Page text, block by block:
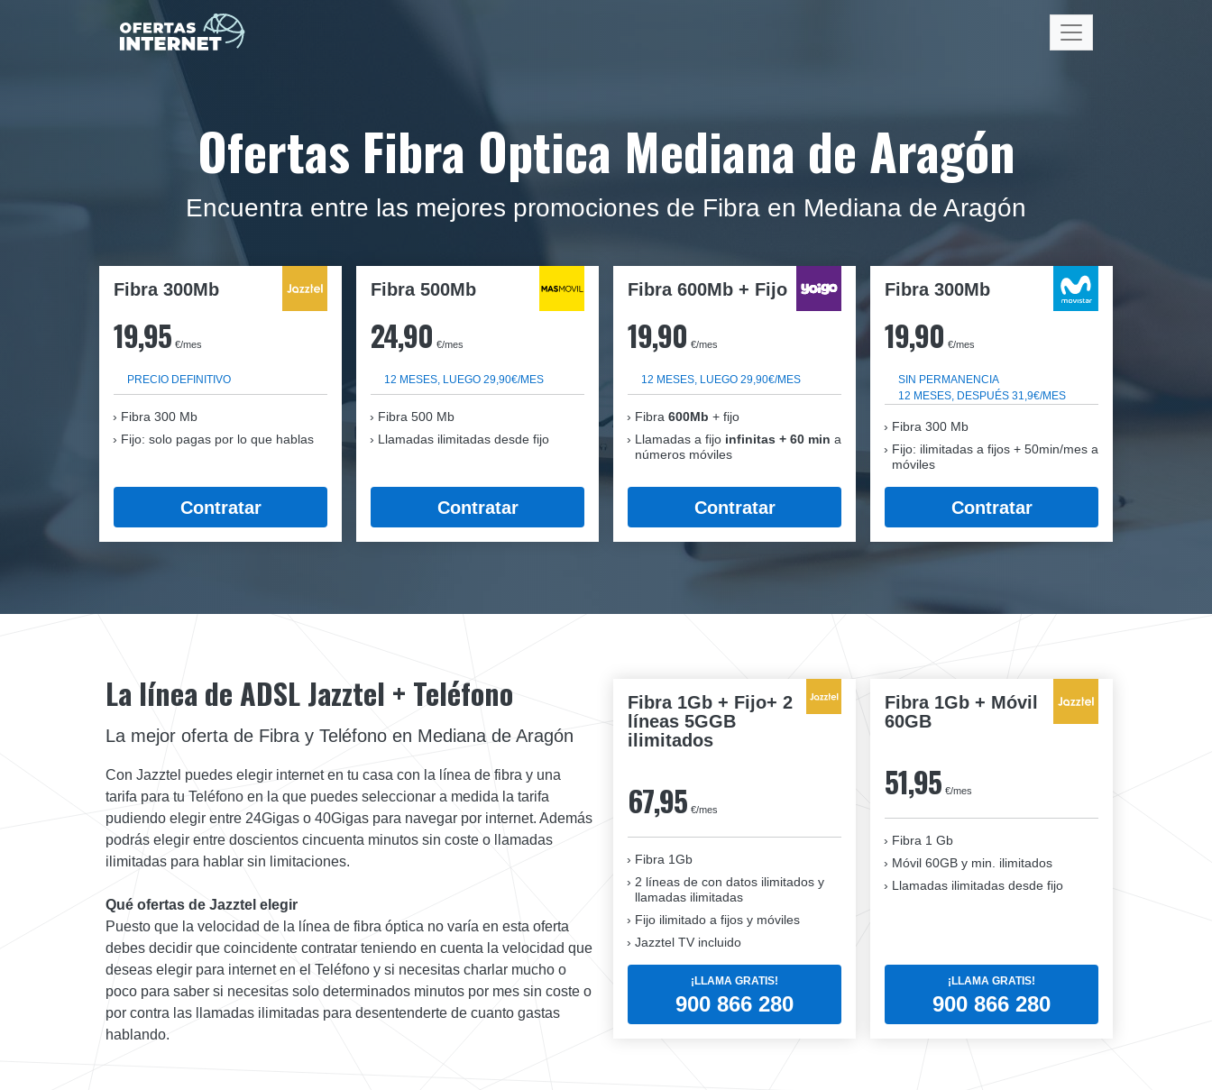
Ofertas Fibra Optica Mediana de Aragón
Encuentra entre las mejores promociones de Fibra en Mediana de Aragón
Fibra 300Mb
19,95 €/mes
PRECIO DEFINITIVO
Fibra 300 Mb
Fijo: solo pagas por lo que hablas
Contratar
Fibra 500Mb
24,90 €/mes
12 MESES, LUEGO 29,90€/MES
Fibra 500 Mb
Llamadas ilimitadas desde fijo
Contratar
Fibra 600Mb + Fijo
19,90 €/mes
12 MESES, LUEGO 29,90€/MES
Fibra 600Mb + fijo
Llamadas a fijo infinitas + 60 min a
números móviles
Contratar
Fibra 300Mb
19,90 €/mes
SIN PERMANENCIA
12 MESES, DESPUÉS 31,9€/MES
Fibra 300 Mb
Fijo: ilimitadas a fijos + 50min/mes a
móviles
Contratar
Fibra 1Gb + Fijo+ 2
líneas 5GGB
ilimitados
67,95 €/mes
Fibra 1Gb
2 líneas de con datos ilimitados y
llamadas ilimitadas
Fijo ilimitado a fijos y móviles
Jazztel TV incluido
¡LLAMA GRATIS!
900 866 280
Fibra 1Gb + Móvil
60GB
51,95 €/mes
Fibra 1 Gb
Móvil 60GB y min. ilimitados
Llamadas ilimitadas desde fijo
¡LLAMA GRATIS!
900 866 280
La línea de ADSL Jazztel + Teléfono
La mejor oferta de Fibra y Teléfono en Mediana de Aragón
Con Jazztel puedes elegir internet en tu casa con la línea de fibra y una
tarifa para tu Teléfono en la que puedes seleccionar a medida la tarifa
pudiendo elegir entre 24Gigas o 40Gigas para navegar por internet. Además
podrás elegir entre doscientos cincuenta minutos sin coste o llamadas
ilimitadas para hablar sin limitaciones.
Qué ofertas de Jazztel elegir
Puesto que la velocidad de la línea de fibra óptica no varía en esta oferta
debes decidir que coincidente contratar teniendo en cuenta la velocidad que
deseas elegir para internet en el Teléfono y si necesitas charlar mucho o
poco para saber si necesitas solo determinados minutos por mes sin coste o
por contra las llamadas ilimitadas para desentenderte de cuanto gastas
hablando.